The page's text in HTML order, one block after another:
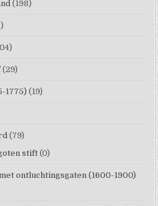
(198)
(29)
1775) (19)
(79)
stift (0)
ontluchtingsgaten (1600-1900)